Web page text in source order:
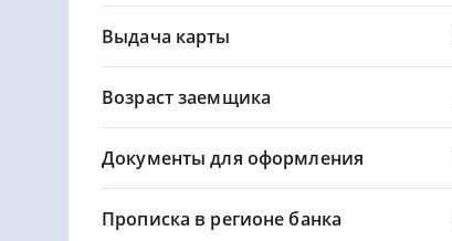
Выдача карты
Возраст заемщика
Документы для оформления
Прописка в регионе банка